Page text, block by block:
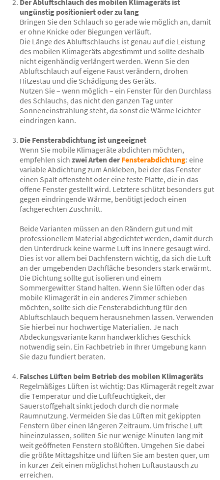
ungünstig positioniertoder zu lang
Bringen Sie den Schlauch so gerade wie möglich an, damit
er ohne Knicke oder Biegungen verläuft.
Die Länge des Abluftschlauchs ist genau auf die Leistung
des mobilen Klimageräts abgestimmt und sollte deshalb
nicht eigenhändig verlängert werden. Wenn Sie den
Abluftschlauch auf eigene Faust verändern, drohen
Hitzestau und die Schädigung des Geräts.
Nutzen Sie – wenn möglich – ein Fenster für den Durchlass
des Schlauchs, das nicht den ganzen Tag unter
Sonneneinstrahlung steht, da sonst die Wärme leichter
eindringen kann.
Die Fensterabdichtung ist ungeeignet
Wenn Sie mobile Klimageräte abdichten möchten,
empfehlen sich zwei Arten derFensterabdichtung: eine
variable Abdichtung zum Ankleben, bei der das Fenster
einen Spalt offensteht oder eine feste Platte, die in das
offene Fenster gestellt wird. Letztere schützt besonders gut
gegen eindringende Wärme, benötigt jedoch einen
fachgerechten Zuschnitt.
Beide Varianten müssen an den Rändern gut und mit
professionellem Material abgedichtet werden, damit durch
den Unterdruck keine warme Luft ins Innere gesaugt wird.
Dies ist vor allem bei Dachfenstern wichtig, da sich die Luft
an der umgebenden Dachfläche besonders stark erwärmt.
Die Dichtung sollte gut isolieren und einem
Sommergewitter Stand halten. Wenn Sie lüften oder das
mobile Klimagerät in ein anderes Zimmer schieben
möchten, sollte sich die Fensterabdichtung für den
Abluftschlauch bequem herausnehmen lassen. Verwenden
Sie hierbei nur hochwertige Materialien. Je nach
Abdeckungsvariante kann handwerkliches Geschick
notwendig sein. Ein Fachbetrieb in Ihrer Umgebung kann
Sie dazu fundiert beraten.
Falsches Lüften beim Betrieb des mobilen Klimageräts
Regelmäßiges Lüften ist wichtig: Das Klimagerät regelt zwar
die Temperatur und die Luftfeuchtigkeit, der
Sauerstoffgehalt sinkt jedoch durch die normale
Raumnutzung. Vermeiden Sie das Lüften mit gekippten
Fenstern über einen längeren Zeitraum. Um frische Luft
hineinzulassen, sollten Sie nur wenige Minuten lang mit
weit geöffneten Fenstern stoßlüften. Umgehen Sie dabei
die größte Mittagshitze und lüften Sie am besten quer, um
in kurzer Zeit einen möglichst hohen Luftaustausch zu
erreichen.